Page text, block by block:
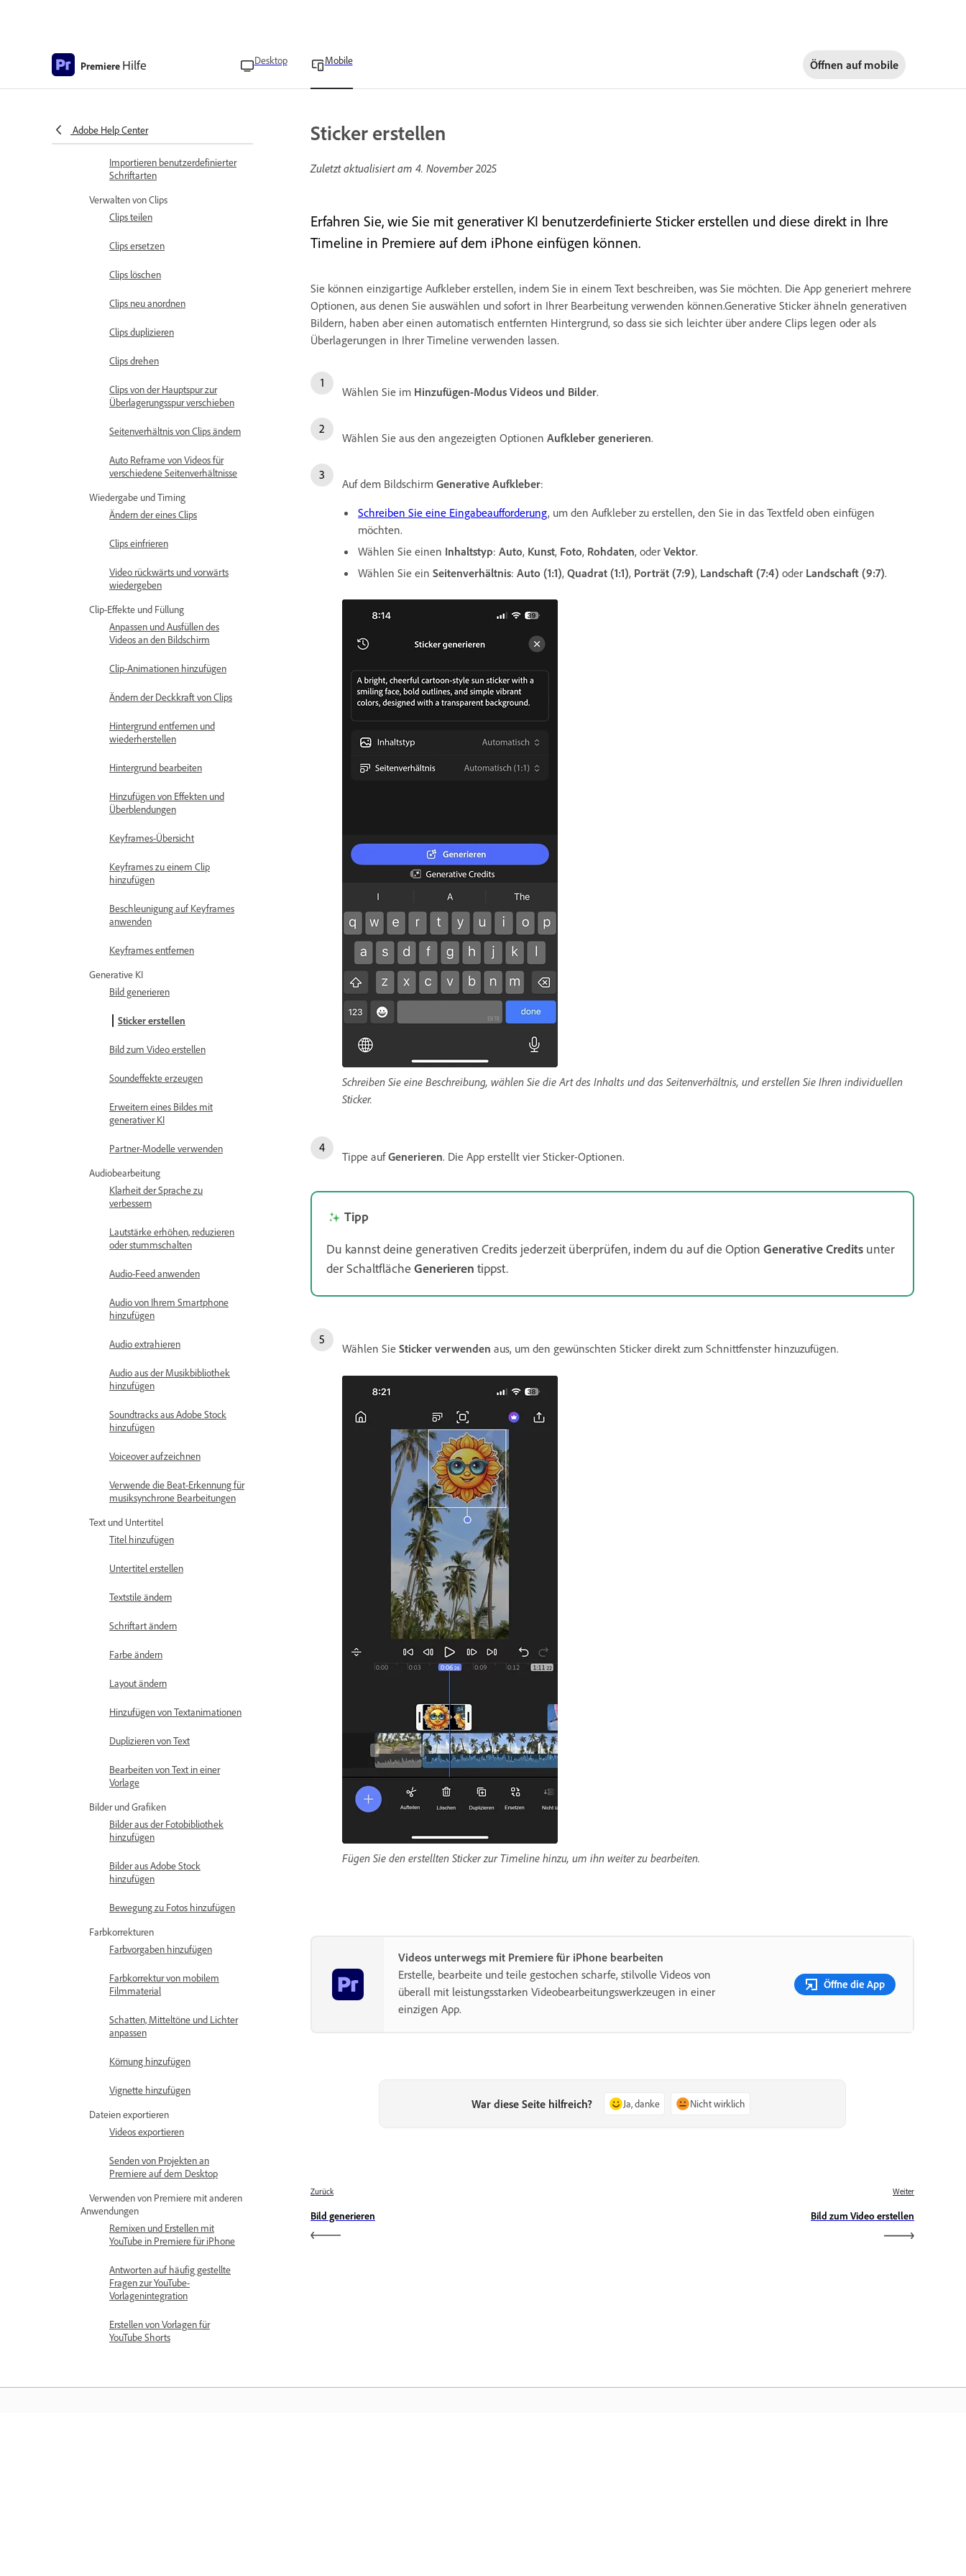
Premiere Hilfe Desktop Mobile Öffnen auf mobile
Adobe Help Center
Importieren und Hinzufügen von Medien
um ein neues Projekt zu erstellen
bestehendes Projekt
Importieren benutzerdefinierter
Schriftarten
Verwalten von Clips
Clips teilen
Clips ersetzen
Clips löschen
Clips neu anordnen
Clips duplizieren
Clips drehen
Clips von der Hauptspur zur
Überlagerungsspur verschieben
Seitenverhältnis von Clips ändern
Auto Reframe von Videos für
verschiedene Seitenverhältnisse
Wiedergabe und Timing
Ändern der eines Clips
Clips einfrieren
Video rückwärts und vorwärts
wiedergeben
Clip-Effekte und Füllung
Anpassen und Ausfüllen des
Videos an den Bildschirm
Clip-Animationen hinzufügen
Ändern der Deckkraft von Clips
Hintergrund entfernen und
wiederherstellen
Hintergrund bearbeiten
Hinzufügen von Effekten und
Überblendungen
Keyframes-Übersicht
Keyframes zu einem Clip
hinzufügen
Beschleunigung auf Keyframes
anwenden
Keyframes entfernen
Generative KI
Bild generieren
Sticker erstellen
Bild zum Video erstellen
Soundeffekte erzeugen
Erweitern eines Bildes mit
generativer KI
Partner-Modelle verwenden
Audiobearbeitung
Klarheit der Sprache zu
verbessern
Lautstärke erhöhen, reduzieren
oder stummschalten
Audio-Feed anwenden
Audio von Ihrem Smartphone
hinzufügen
Audio extrahieren
Audio aus der Musikbibliothek
hinzufügen
Soundtracks aus Adobe Stock
hinzufügen
Voiceover aufzeichnen
Verwende die Beat-Erkennung für
musiksynchrone Bearbeitungen
Text und Untertitel
Titel hinzufügen
Untertitel erstellen
Textstile ändern
Schriftart ändern
Farbe ändern
Layout ändern
Hinzufügen von Textanimationen
Duplizieren von Text
Bearbeiten von Text in einer
Vorlage
Bilder und Grafiken
Bilder aus der Fotobibliothek
hinzufügen
Bilder aus Adobe Stock
hinzufügen
Bewegung zu Fotos hinzufügen
Farbkorrekturen
Farbvorgaben hinzufügen
Farbkorrektur von mobilem
Filmmaterial
Schatten, Mitteltöne und Lichter
anpassen
Körnung hinzufügen
Vignette hinzufügen
Dateien exportieren
Videos exportieren
Senden von Projekten an
Premiere auf dem Desktop
Verwenden von Premiere mit anderen
Anwendungen
Remixen und Erstellen mit
YouTube in Premiere für iPhone
Antworten auf häufig gestellte
Fragen zur YouTube-
Vorlagenintegration
Erstellen von Vorlagen für
YouTube Shorts
Sticker erstellen
Zuletzt aktualisiert am 4. November 2025
Erfahren Sie, wie Sie mit generativer KI benutzerdefinierte Sticker erstellen und diese direkt in Ihre
Timeline in Premiere auf dem iPhone einfügen können.
Sie können einzigartige Aufkleber erstellen, indem Sie in einem Text beschreiben, was Sie möchten. Die App generiert mehrere
Optionen, aus denen Sie auswählen und sofort in Ihrer Bearbeitung verwenden können.Generative Sticker ähneln generativen
Bildern, haben aber einen automatisch entfernten Hintergrund, so dass sie sich leichter über andere Clips legen oder als
Überlagerungen in Ihrer Timeline verwenden lassen.
Wählen Sie im Hinzufügen-Modus Videos und Bilder.
Wählen Sie aus den angezeigten Optionen Aufkleber generieren.
Auf dem Bildschirm Generative Aufkleber:
Schreiben Sie eine Eingabeaufforderung, um den Aufkleber zu erstellen, den Sie in das Textfeld oben einfügen
möchten.
Wählen Sie einen Inhaltstyp: Auto, Kunst, Foto, Rohdaten, oder Vektor.
Wählen Sie ein Seitenverhältnis: Auto (1:1), Quadrat (1:1), Porträt (7:9), Landschaft (7:4) oder Landschaft (9:7).
Schreiben Sie eine Beschreibung, wählen Sie die Art des Inhalts und das Seitenverhältnis, und erstellen Sie Ihren individuellen
Sticker.
Tippe aufGenerieren. Die App erstellt vier Sticker-Optionen.
Tipp
Du kannst deine generativen Credits jederzeit überprüfen, indem du auf die Option Generative Credits unter
der Schaltfläche Generieren tippst.
Wählen Sie Sticker verwenden aus, um den gewünschten Sticker direkt zum Schnittfenster hinzuzufügen.
Fügen Sie den erstellten Sticker zur Timeline hinzu, um ihn weiter zu bearbeiten.
Videos unterwegs mit Premiere für iPhone bearbeiten
Erstelle, bearbeite und teile gestochen scharfe, stilvolle Videos von
überall mit leistungsstarken Videobearbeitungswerkzeugen in einer
einzigen App.
Öffne die App
War diese Seite hilfreich? Ja, danke Nicht wirklich
Zurück
Bild generieren
Weiter
Bild zum Video erstellen